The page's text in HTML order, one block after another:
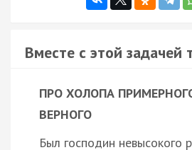
Вместе с этой
ПРО ХОЛОПА
ВЕРНОГО
Был господин невысокого